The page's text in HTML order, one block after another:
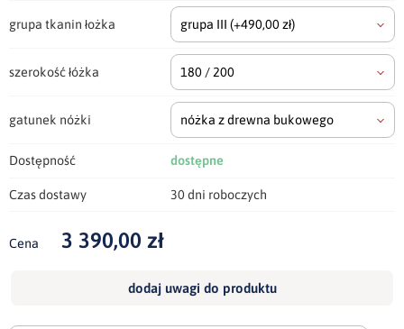
grupa tkanin łożka grupa III (+490,00 zł)
szerokość łóżka 180 / 200
gatunek nóżki nóżka z drewna bukowego
Dostępność dostępne
Czas dostawy 30 dni roboczych
Cena 3 390,00 zł
dodaj uwagi do produktu